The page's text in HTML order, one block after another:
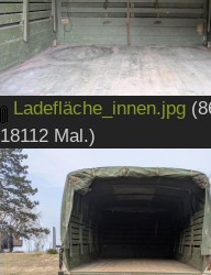
Ladefläche_innen.jpg
18112 Mal.)